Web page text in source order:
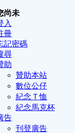
尚未
入
冊
記密碼
尋
助
贊助本站
數位公仔
紀念Ｔ恤
紀念馬克杯
告
刊登廣告